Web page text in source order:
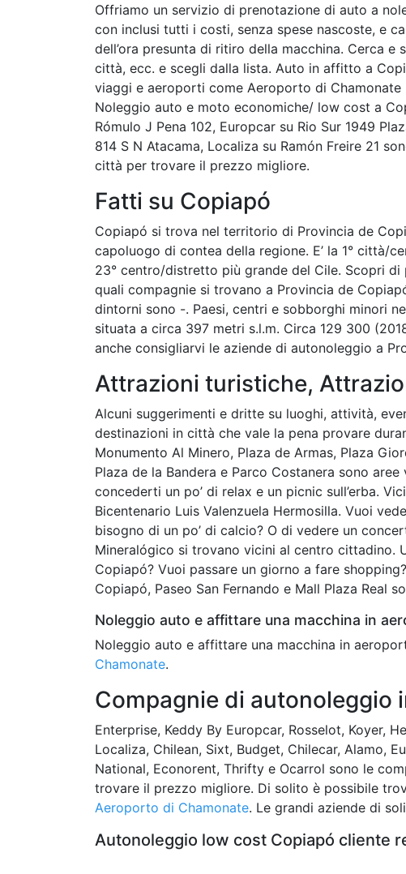
Offriamo un servizio di prenotazione di auto a
con inclusi tutti i costi, senza spese nascoste, e
dell’ora presunta di ritiro della macchina. Cerca
città, ecc. e scegli dalla lista. Auto in affitto a
viaggi e aeroporti come Aeroporto di Chamonate
Noleggio auto e moto economiche/ low cost a
Rómulo J Pena 102, Europcar su Rio Sur 1949
814 S N Atacama, Localiza su Ramón Freire 21
città per trovare il prezzo migliore.
Fatti su Copiapó
Copiapó si trova nel territorio di Provincia de
capoluogo di contea della regione. E’ la 1° città/
23° centro/distretto più grande del Cile. Scopri
quali compagnie si trovano a Provincia de
dintorni sono -. Paesi, centri e sobborghi minori
situata a circa 397 metri s.l.m. Circa 129 300
anche consigliarvi le aziende di autonoleggio a
Attrazioni turistiche,
Alcuni suggerimenti e dritte su luoghi, attività,
destinazioni in città che vale la pena provare
Monumento Al Minero, Plaza de Armas, Plaza
Plaza de la Bandera e Parco Costanera sono
concederti un po’ di relax e un picnic sull’erba.
Bicentenario Luis Valenzuela Hermosilla. Vuoi
bisogno di un po’ di calcio? O di vedere un
Mineralógico si trovano vicini al centro cittadino.
Copiapó? Vuoi passare un giorno a fare
Copiapó, Paseo San Fernando e Mall Plaza Real
Noleggio auto e affittare una macchina in
Noleggio auto e affittare una macchina in
Chamonate.
Compagnie di autonoleggio
Enterprise, Keddy By Europcar, Rosselot, Koyer,
Localiza, Chilean, Sixt, Budget, Chilecar, Alamo,
National, Econorent, Thrifty e Ocarrol sono le
trovare il prezzo migliore. Di solito è possibile
Aeroporto di Chamonate. Le grandi aziende di
Autonoleggio low cost Copiapó cliente